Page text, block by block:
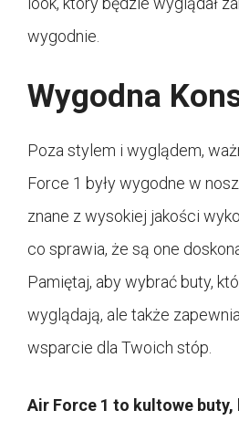
wygodnie.
Wygodna
Poza stylem i wyglądem,
Force 1 były wygodne w
znane z wysokiej jakości
co sprawia, że są one
Pamiętaj, aby wybrać buty,
wyglądają, ale także
wsparcie dla Twoich stóp.
Air Force 1 to kultowe